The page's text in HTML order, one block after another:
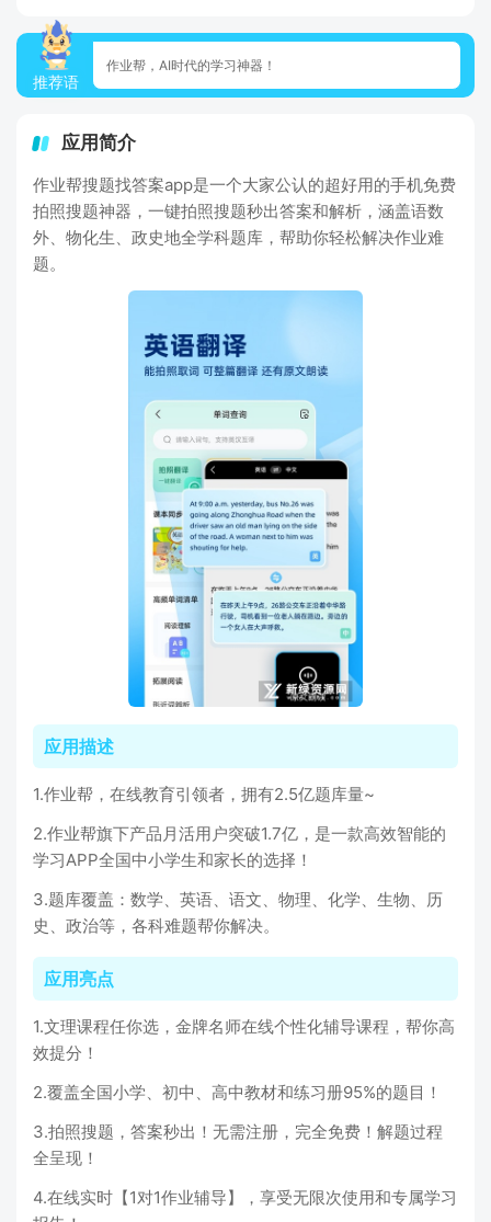
推荐语
作业帮，AI时代的学习神器！
应用简介
作业帮搜题找答案app是一个大家公认的超好用的手机免费
拍照搜题神器，一键拍照搜题秒出答案和解析，涵盖语数
外、物化生、政史地全学科题库，帮助你轻松解决作业难
题。
应用描述
1.作业帮，在线教育引领者，拥有2.5亿题库量~
2.作业帮旗下产品月活用户突破1.7亿，是一款高效智能的
学习APP全国中小学生和家长的选择！
3.题库覆盖：数学、英语、语文、物理、化学、生物、历
史、政治等，各科难题帮你解决。
应用亮点
1.文理课程任你选，金牌名师在线个性化辅导课程，帮你高
效提分！
2.覆盖全国小学、初中、高中教材和练习册95%的题目！
3.拍照搜题，答案秒出！无需注册，完全免费！解题过程
全呈现！
4.在线实时【1对1作业辅导】，享受无限次使用和专属学习